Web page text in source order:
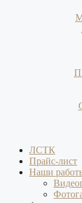
ЛСТК
Прайс-лист
Наши